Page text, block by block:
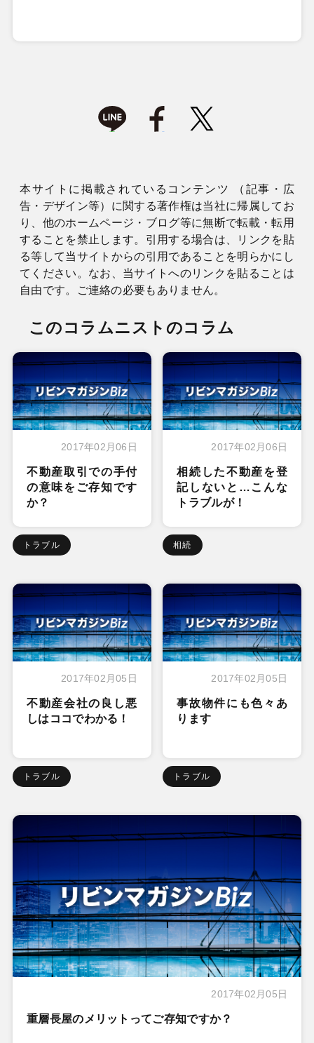
本サイトに掲載されているコンテンツ （記事・広
告・デザイン等）に関する著作権は当社に帰属してお
り、他のホームページ・ブログ等に無断で転載・転用
することを禁止します。引用する場合は、リンクを貼
る等して当サイトからの引用であることを明らかにし
てください。なお、当サイトへのリンクを貼ることは
自由です。ご連絡の必要もありません。
このコラムニストのコラム
2017年02月06日
不動産取引での手付
の意味をご存知です
か？
トラブル
2017年02月06日
相続した不動産を登
記しないと…こんな
トラブルが！
相続
2017年02月05日
不動産会社の良し悪
しはココでわかる！
トラブル
2017年02月05日
事故物件にも色々あ
ります
トラブル
2017年02月05日
重層長屋のメリットってご存知ですか？